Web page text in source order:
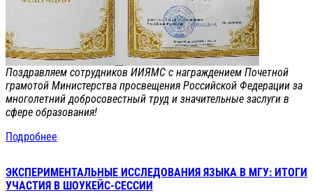
Поздравляем сотрудников ИИЯМС с награждением Почетной
грамотой Министерства просвещения Российской Федерации за
многолетний добросовестный труд и значительные заслуги в
сфере образования!
Подробнее
ЭКСПЕРИМЕНТАЛЬНЫЕ ИССЛЕДОВАНИЯ ЯЗЫКА В МГУ: ИТОГИ
УЧАСТИЯ В ШОУКЕЙС-СЕССИИ